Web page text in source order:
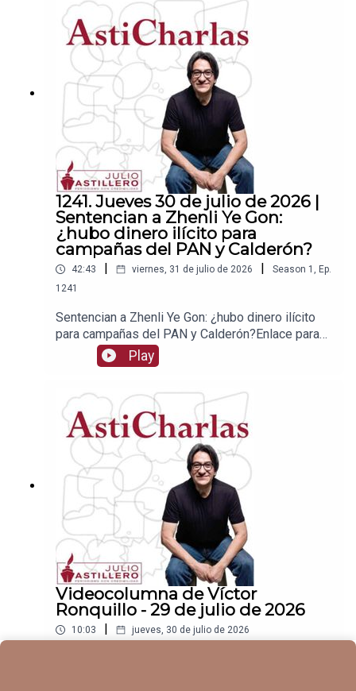
PayPal:https://www.paypal.me/julioastilleroCuent
a para hacer transferencias a cuenta BBVA a
nombre de Julio Hernández López:
1539408017CLABE: 012 320 01539408017
2Tienda:https://julioastillerotienda.com/
1241. Jueves 30 de julio de 2026 |
Sentencian a Zhenli Ye Gon:
¿hubo dinero ilícito para
campañas del PAN y Calderón?
42:43 viernes, 31 de julio de 2026 Season 1 , Ep.
1241
Sentencian a Zhenli Ye Gon: ¿hubo dinero ilícito
para campañas del PAN y Calderón?Enlace para
apoyar vía
Patreon:https://www.patreon.com/julioastilleroEnl
PayPal:https://www.paypal.me/julioastilleroCuent
a para hacer transferencias a cuenta BBVA a
nombre de Julio Hernández López:
1539408017CLABE: 012 320 01539408017
2Tienda:https://julioastillerotienda.com/
Play
Videocolumna de Víctor
Ronquillo - 29 de julio de 2026
10:03 jueves, 30 de julio de 2026